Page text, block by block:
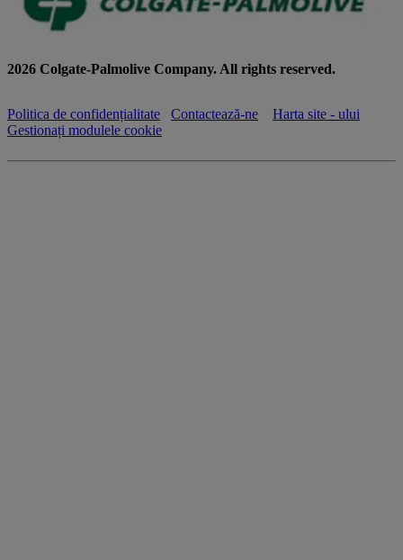
2026 Colgate-Palmolive Company. All rights reserved.
Politica de confidențialitate Contactează-ne
Harta site - ului
Gestionați modulele cookie